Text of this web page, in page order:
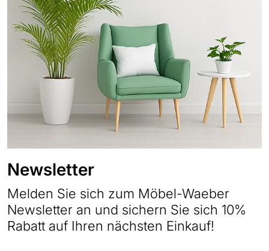
Newsletter
Melden Sie sich zum Möbel-Waeber
Newsletter an und sichern Sie sich 10%
Rabatt auf Ihren nächsten Einkauf!